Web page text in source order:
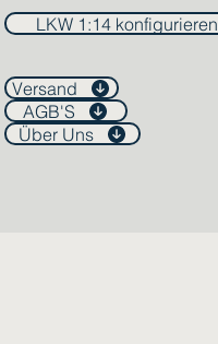
LKW 1:14 konfigurieren
Versand
AGB'S
Über Uns